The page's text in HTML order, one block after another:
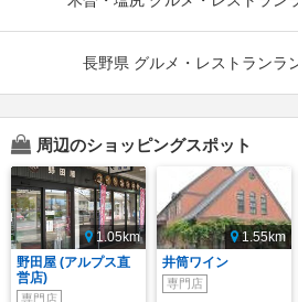
長野県 グルメ・レストランラ
周辺のショッピングスポット
1.05km
野田屋 (アルプス直
営店)
専門店
1.55km
井筒ワイン
専門店